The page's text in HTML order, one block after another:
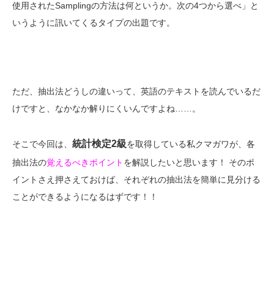
使用されたSamplingの方法は何というか。次の4つから選べ」と
いうように訊いてくるタイプの出題です。
ただ、抽出法どうしの違いって、英語のテキストを読んでいるだ
けですと、なかなか解りにくいんですよね……。
そこで今回は、 統計検定2級を取得している私クマガワが、各
抽出法の覚えるべきポイント を解説したいと思います！ そのポ
イントさえ押さえておけば、それぞれの抽出法を簡単に見分ける
ことができるようになるはずです！！